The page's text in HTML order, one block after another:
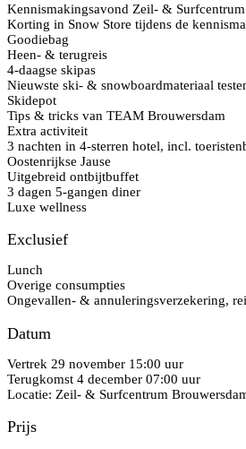
Kennismakingsavond Zeil- &
Korting in Snow Store tijdens de
Goodiebag
Heen- & terugreis
4-daagse skipas
Nieuwste ski- & snowboardmateriaal
Skidepot
Tips & tricks van TEAM Brouwersdam
Extra activiteit
3 nachten in 4-sterren hotel, incl.
Oostenrijkse Jause
Uitgebreid ontbijtbuffet
3 dagen 5-gangen diner
Luxe wellness
Exclusief
Lunch
Overige consumpties
Ongevallen- & annuleringsverzekering,
Datum
Vertrek 29 november 15:00 uur
Terugkomst 4 december 07:00 uur
Locatie: Zeil- & Surfcentrum
Prijs